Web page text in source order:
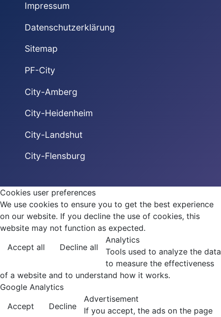
Impressum
Datenschutzerklärung
Sitemap
PF-City
City-Amberg
City-Heidenheim
City-Landshut
City-Flensburg
Cookies user preferences
We use cookies to ensure you to get the best experience
on our website. If you decline the use of cookies, this
website may not function as expected.
Accept all
Decline all
Analytics
Tools used to analyze the data
to measure the effectiveness
of a website and to understand how it works.
Google Analytics
Accept
Decline
Advertisement
If you accept, the ads on the page